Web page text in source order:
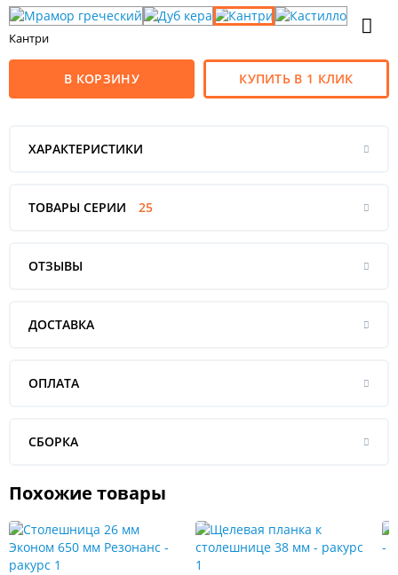
Кантри
В КОРЗИНУ КУПИТЬ В 1 КЛИК
ХАРАКТЕРИСТИКИ
ТОВАРЫ СЕРИИ 25
ОТЗЫВЫ
ДОСТАВКА
ОПЛАТА
СБОРКА
Похожие товары